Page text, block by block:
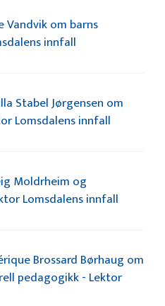
Vandvik om barns
innfall
Stabel Jørgensen om
Lomsdalens innfall
Moldrheim og
Lomsdalens innfall
Brossard Børhaug om
pedagogikk - Lektor